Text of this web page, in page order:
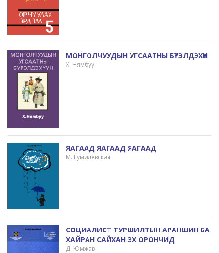
МОНГОЛЧУУДЫН УГСААТНЫ БҮРЭЛДЭХҮҮН
Х. Нямбуу
ЯАГААД ЯАГААД ЯАГААД
М. Гумилевская
СОЦИАЛИСТ ТУРШИЛТЫН АРАНШИН БА
ХАЙРАН САЙХАН ЭХ ОРОНЧИД
Д. Юмжав